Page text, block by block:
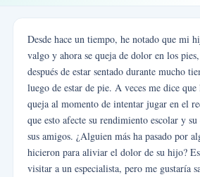
Desde hace un tiempo, he notado que mi
valgo y ahora se queja de dolor en los
después de estar sentado durante mucho
luego de estar de pie. A veces me dice
queja al momento de intentar jugar en el
que esto afecte su rendimiento escolar y
sus amigos. ¿Alguien más ha pasado por
hicieron para aliviar el dolor de su hijo?
visitar a un especialista, pero me gustaría